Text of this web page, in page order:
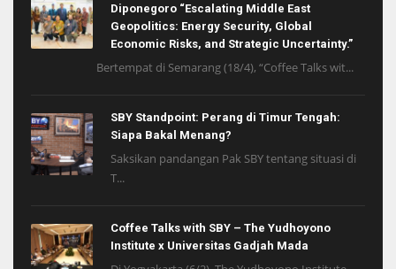
Diponegoro “Escalating Middle East
Geopolitics: Energy Security, Global
Economic Risks, and Strategic Uncertainty.”
Bertempat di Semarang (18/4), “Coffee Talks wit...
SBY Standpoint: Perang di Timur Tengah:
Siapa Bakal Menang?
Saksikan pandangan Pak SBY tentang situasi di
T...
Coffee Talks with SBY – The Yudhoyono
Institute x Universitas Gadjah Mada